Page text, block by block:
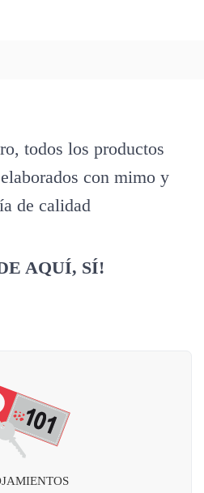
todos los productos
con mimo y
de calidad
AQUÍ, SÍ!